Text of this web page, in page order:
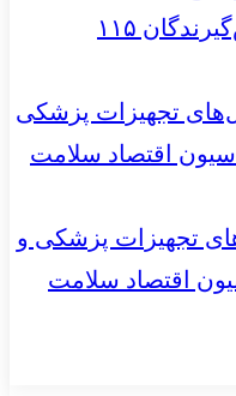
۱۱۵
تجهیزات پزشکی و
اقتصاد سلامت